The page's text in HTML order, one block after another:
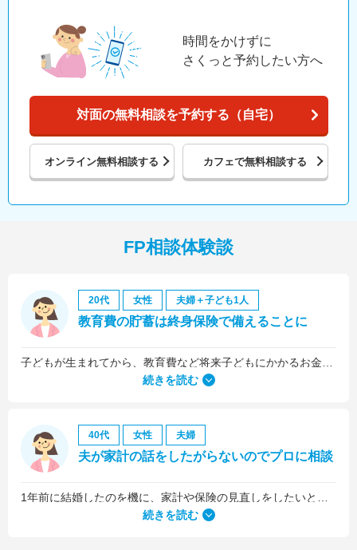
時間をかけずに
さくっと予約したい方へ
対面の無料相談を予約する（自宅）
オンライン無料相談する カフェで無料相談する
FP相談体験談
20代 女性 夫婦＋子ども1人
教育費の貯蓄は終身保険で備えることに
続きを読む
40代 女性 夫婦
夫が家計の話をしたがらないのでプロに相談
続きを読む